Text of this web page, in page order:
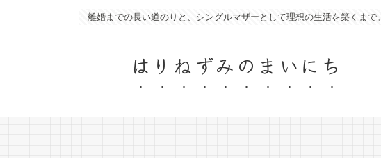
離婚までの長い道のりと、シングルマザーとして理想の生活を築くまで。
はりねずみのまいにち